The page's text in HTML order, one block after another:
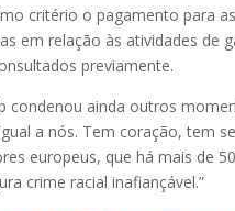
critério o pagamento para
em relação às atividades de
previamente.
condenou ainda outros
a nós. Tem coração, tem
europeus, que há mais de
crime racial inafiançável.”